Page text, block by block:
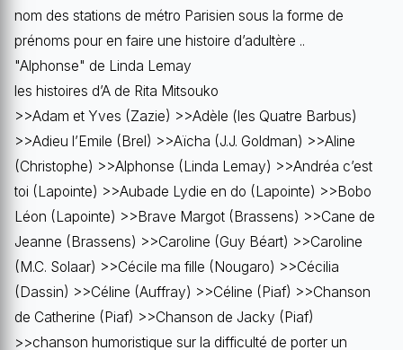
nom des stations de métro Parisien sous la forme de
prénoms pour en faire une histoire d’adultère ..
"Alphonse" de Linda Lemay
les histoires d’A de Rita Mitsouko
>>Adam et Yves (Zazie) >>Adèle (les Quatre Barbus)
>>Adieu l’Emile (Brel) >>Aïcha (J.J. Goldman) >>Aline
(Christophe) >>Alphonse (Linda Lemay) >>Andréa c’est
toi (Lapointe) >>Aubade Lydie en do (Lapointe) >>Bobo
Léon (Lapointe) >>Brave Margot (Brassens) >>Cane de
Jeanne (Brassens) >>Caroline (Guy Béart) >>Caroline
(M.C. Solaar) >>Cécile ma fille (Nougaro) >>Cécilia
(Dassin) >>Céline (Auffray) >>Céline (Piaf) >>Chanson
de Catherine (Piaf) >>Chanson de Jacky (Piaf)
>>chanson humoristique sur la difficulté de porter un